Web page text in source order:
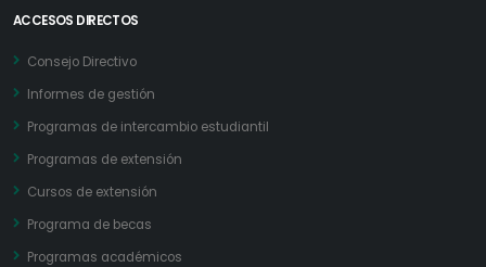
ACCESOS DIRECTOS
Consejo Directivo
Informes de gestión
Programas de intercambio estudiantil
Programas de extensión
Cursos de extensión
Programa de becas
Programas académicos